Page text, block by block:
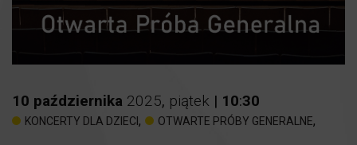
10 października 2025, piątek | 10:30
KONCERTY DLA DZIECI , OTWARTE PRÓBY GENERALNE,